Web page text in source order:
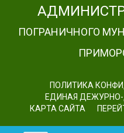
ПОГРАНИЧНОГО
ПОЛИТИКА
ЕДИНАЯ
КАРТА САЙТА